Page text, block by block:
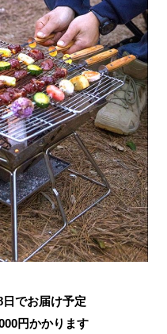
でお届け予定
円かかります